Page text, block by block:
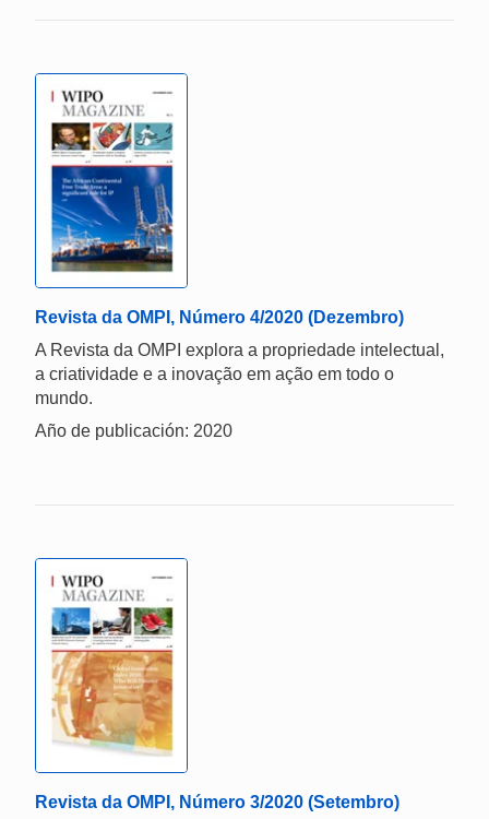
Revista da OMPI, Número 4/2020 (Dezembro)
A Revista da OMPI explora a propriedade intelectual,
a criatividade e a inovação em ação em todo o
mundo.
Año de publicación: 2020
Revista da OMPI, Número 3/2020 (Setembro)